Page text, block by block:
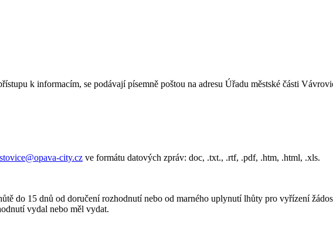
k informacím, se podávají písemně poštou na adresu Úřadu městské části
city.cz ve formátu datových zpráv: doc, .txt., .rtf, .pdf, .htm, .html, .xls.
do 15 dnů od doručení rozhodnutí nebo od marného uplynutí lhůty pro vyřízení
vydal nebo měl vydat.